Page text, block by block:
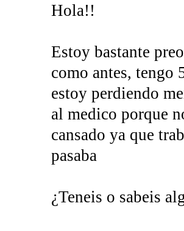
Hola!!
Estoy bastante
como antes, tengo
estoy perdiendo
al medico porque
cansado ya que
pasaba
¿Teneis o sabeis